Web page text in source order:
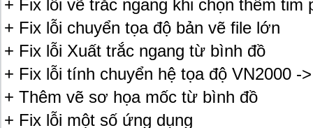
+ Fix lỗi vẽ trắc ngang khi chọn thêm tim
+ Fix lỗi chuyển tọa độ bản vẽ file lớn
+ Fix lỗi Xuất trắc ngang từ bình đồ
+ Fix lỗi tính chuyển hệ tọa độ VN2000 -
+ Thêm vẽ sơ họa mốc từ bình đồ
+ Fix lỗi một số ứng dụng